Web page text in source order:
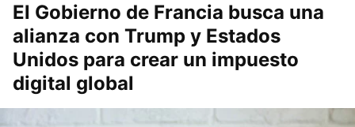
El Gobierno de Francia busca una
alianza con Trump y Estados
Unidos para crear un impuesto
digital global